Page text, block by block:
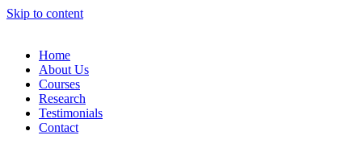
Skip to content
Home
About Us
Courses
Research
Testimonials
Contact